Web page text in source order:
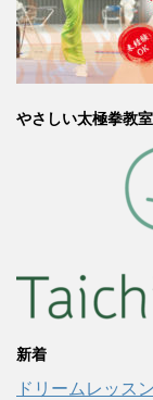
やさしい太極拳教室
新着
ドリームレッス